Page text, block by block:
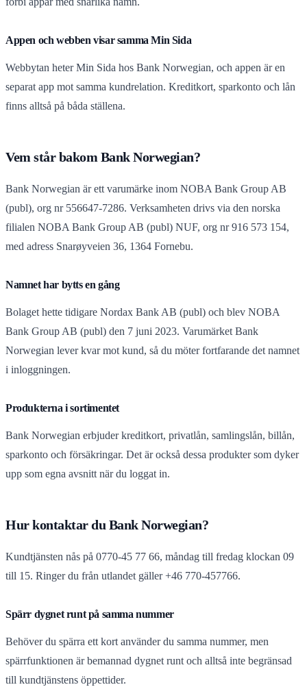
Appen och webben visar samma Min Sida
Webbytan heter Min Sida hos Bank Norwegian, och appen är en
separat app mot samma kundrelation. Kreditkort, sparkonto och lån
finns alltså på båda ställena.
Vem står bakom Bank Norwegian?
Bank Norwegian är ett varumärke inom NOBA Bank Group AB
(publ), org nr 556647-7286. Verksamheten drivs via den norska
filialen NOBA Bank Group AB (publ) NUF, org nr 916 573 154,
med adress Snarøyveien 36, 1364 Fornebu.
Namnet har bytts en gång
Bolaget hette tidigare Nordax Bank AB (publ) och blev NOBA
Bank Group AB (publ) den 7 juni 2023. Varumärket Bank
Norwegian lever kvar mot kund, så du möter fortfarande det namnet
i inloggningen.
Produkterna i sortimentet
Bank Norwegian erbjuder kreditkort, privatlån, samlingslån, billån,
sparkonto och försäkringar. Det är också dessa produkter som dyker
upp som egna avsnitt när du loggat in.
Hur kontaktar du Bank Norwegian?
Kundtjänsten nås på 0770-45 77 66, måndag till fredag klockan 09
till 15. Ringer du från utlandet gäller +46 770-457766.
Spärr dygnet runt på samma nummer
Behöver du spärra ett kort använder du samma nummer, men
spärrfunktionen är bemannad dygnet runt och alltså inte begränsad
till kundtjänstens öppettider.